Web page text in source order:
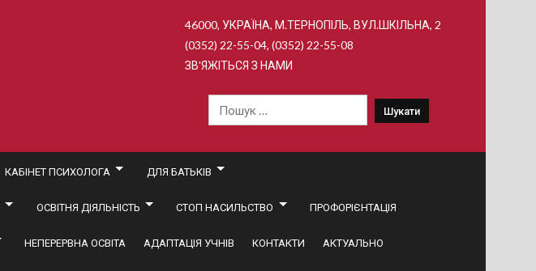
46000, УКРАЇНА, М.ТЕРНОПІЛЬ, ВУЛ.ШКІЛЬНА, 2
(0352) 22-55-04, (0352) 22-55-08
ЗВ'ЯЖІТЬСЯ З НАМИ
КАБІНЕТ ПСИХОЛОГА ДЛЯ БАТЬКІВ
ОСВІТНЯ ДІЯЛЬНІСТЬ СТОП НАСИЛЬСТВО ПРОФОРІЄНТАЦІЯ
НЕПЕРЕРВНА ОСВІТА АДАПТАЦІЯ УЧНІВ КОНТАКТИ АКТУАЛЬНО